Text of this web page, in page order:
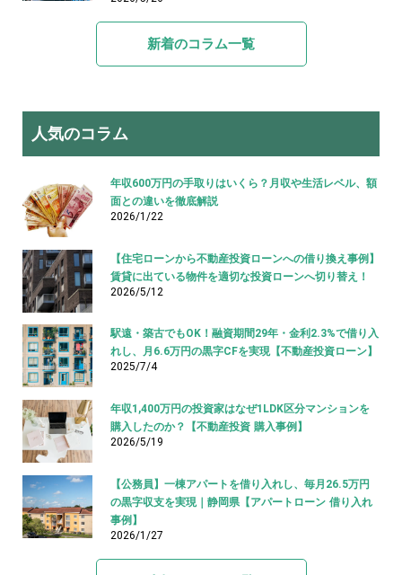
新着のコラム一覧
人気のコラム
年収600万円の手取りはいくら？月収や生活レベル、額
面との違いを徹底解説
2026/1/22
【住宅ローンから不動産投資ローンへの借り換え事例】
賃貸に出ている物件を適切な投資ローンへ切り替え！
2026/5/12
駅遠・築古でもOK！融資期間29年・金利2.3%で借り入
れし、月6.6万円の黒字CFを実現【不動産投資ローン】
2025/7/4
年収1,400万円の投資家はなぜ1LDK区分マンションを
購入したのか？【不動産投資 購入事例】
2026/5/19
【公務員】一棟アパートを借り入れし、毎月26.5万円
の黒字収支を実現｜静岡県【アパートローン 借り入れ
事例】
2026/1/27